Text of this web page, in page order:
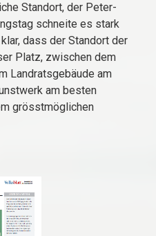
Standort, der Peter-
schneite es stark
dass der Standort der
Platz, zwischen dem
Landratsgebäude am
am besten
grösstmöglichen